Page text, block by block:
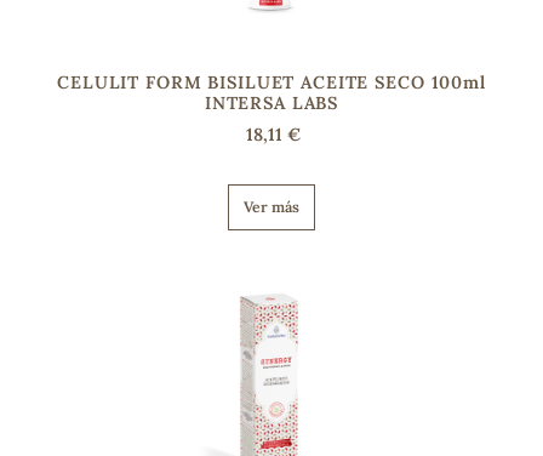
CELULIT FORM BISILUET ACEITE SECO 100ml
INTERSA LABS
18,11 €
Ver más